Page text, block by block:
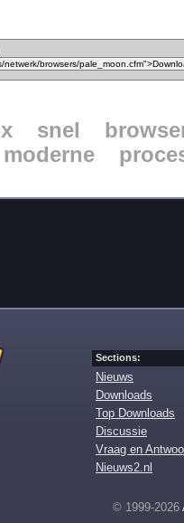
snel
moderne
Sections:
Nieuws
Downloads
Top Downloads
Discussie
Vraag en
Nieuws2.nl
© 1999-2026